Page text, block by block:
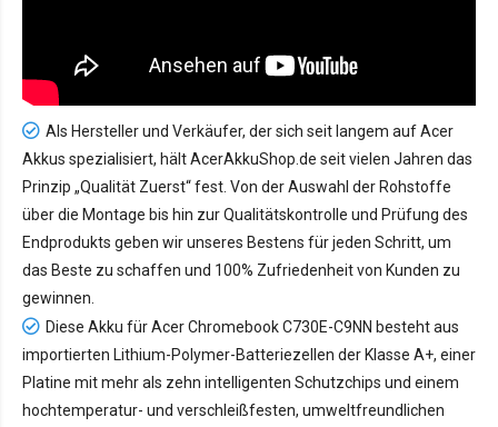
Als Hersteller und Verkäufer, der sich seit langem auf Acer
Akkus spezialisiert, hält AcerAkkuShop.de seit vielen Jahren das
Prinzip „Qualität Zuerst“ fest. Von der Auswahl der Rohstoffe
über die Montage bis hin zur Qualitätskontrolle und Prüfung des
Endprodukts geben wir unseres Bestens für jeden Schritt, um
das Beste zu schaffen und 100% Zufriedenheit von Kunden zu
gewinnen.
Diese Akku für Acer Chromebook C730E-C9NN besteht aus
importierten Lithium-Polymer-Batteriezellen der Klasse A+, einer
Platine mit mehr als zehn intelligenten Schutzchips und einem
hochtemperatur- und verschleißfesten, umweltfreundlichen